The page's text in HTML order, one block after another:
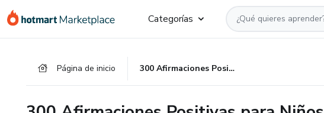
Categorías
Página de inicio 300 Afirmaciones Positivas para Niños